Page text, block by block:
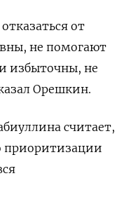
от
не помогают
избыточны, не
Орешкин.
считает,
приоритизации